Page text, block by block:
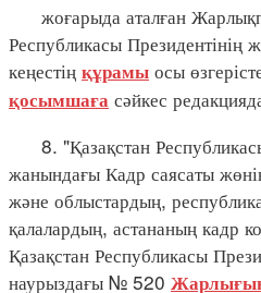
жоғарыда аталған
Республикасы Президентінің
кеңестің құрамы осы
қосымшаға сәйкес
8. "Қазақстан
жанындағы Кадр саясаты
және облыстардың,
қалалардың, астананың кадр
Қазақстан Республикасы
наурыздағы № 520